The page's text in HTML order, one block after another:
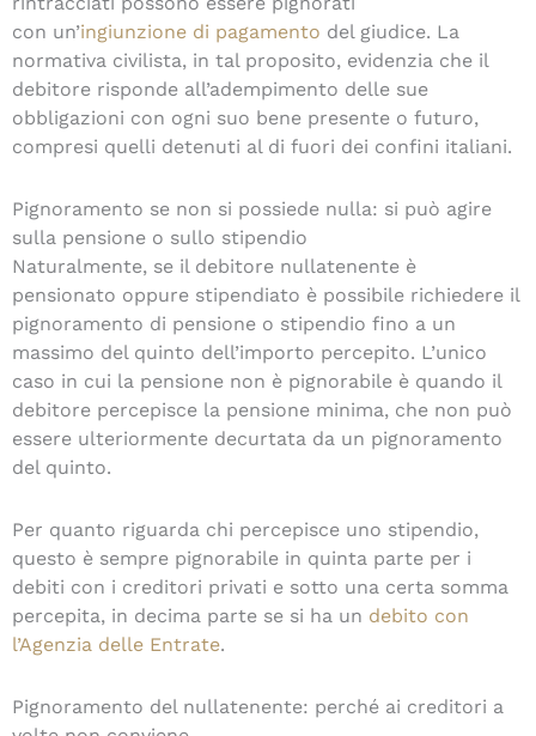
con un’ingiunzione di pagamento del giudice. La
normativa civilista, in tal proposito, evidenzia che il
debitore risponde all’adempimento delle sue
obbligazioni con ogni suo bene presente o futuro,
compresi quelli detenuti al di fuori dei confini italiani.
Pignoramento se non si possiede nulla: si può agire
sulla pensione o sullo stipendio
Naturalmente, se il debitore nullatenente è
pensionato oppure stipendiato è possibile richiedere il
pignoramento di pensione o stipendio fino a un
massimo del quinto dell’importo percepito. L’unico
caso in cui la pensione non è pignorabile è quando il
debitore percepisce la pensione minima, che non può
essere ulteriormente decurtata da un pignoramento
del quinto.
Per quanto riguarda chi percepisce uno stipendio,
questo è sempre pignorabile in quinta parte per i
debiti con i creditori privati e sotto una certa somma
percepita, in decima parte se si ha un debito con
l’Agenzia delle Entrate.
Pignoramento del nullatenente: perché ai creditori a